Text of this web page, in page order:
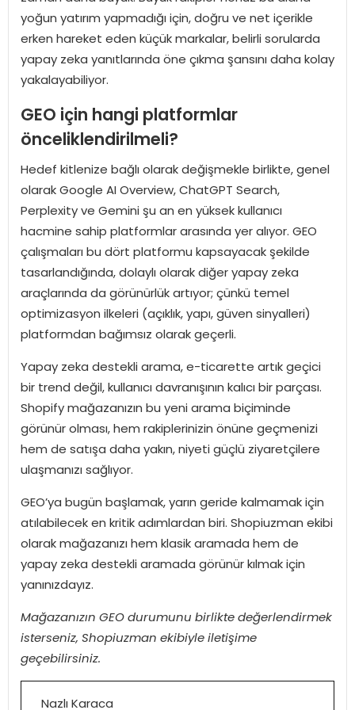
yoğun yatırım yapmadığı için, doğru ve net içerikle
erken hareket eden küçük markalar, belirli sorularda
yapay zeka yanıtlarında öne çıkma şansını daha kolay
yakalayabiliyor.
GEO için hangi platformlar
önceliklendirilmeli?
Hedef kitlenize bağlı olarak değişmekle birlikte, genel
olarak Google AI Overview, ChatGPT Search,
Perplexity ve Gemini şu an en yüksek kullanıcı
hacmine sahip platformlar arasında yer alıyor. GEO
çalışmaları bu dört platformu kapsayacak şekilde
tasarlandığında, dolaylı olarak diğer yapay zeka
araçlarında da görünürlük artıyor; çünkü temel
optimizasyon ilkeleri (açıklık, yapı, güven sinyalleri)
platformdan bağımsız olarak geçerli.
Yapay zeka destekli arama, e-ticarette artık geçici
bir trend değil, kullanıcı davranışının kalıcı bir parçası.
Shopify mağazanızın bu yeni arama biçiminde
görünür olması, hem rakiplerinizin önüne geçmenizi
hem de satışa daha yakın, niyeti güçlü ziyaretçilere
ulaşmanızı sağlıyor.
GEO’ya bugün başlamak, yarın geride kalmamak için
atılabilecek en kritik adımlardan biri. Shopiuzman ekibi
olarak mağazanızı hem klasik aramada hem de
yapay zeka destekli aramada görünür kılmak için
yanınızdayız.
Mağazanızın GEO durumunu birlikte değerlendirmek
isterseniz, Shopiuzman ekibiyle iletişime
geçebilirsiniz.
Nazlı Karaca